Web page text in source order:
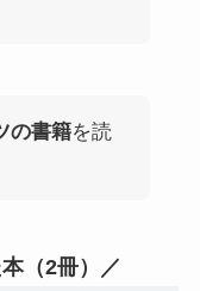
の書籍を読
（2冊）／